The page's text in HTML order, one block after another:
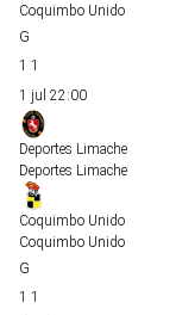
Coquimbo Unido
1 1
1 jul 22:00
Deportes Limache
Deportes Limache
Coquimbo Unido
Coquimbo Unido
1 1